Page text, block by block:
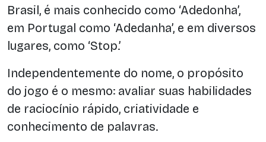
Brasil, é mais conhecido como ‘Adedonha’,
em Portugal como ‘Adedanha’, e em diversos
lugares, como ‘Stop.’
Independentemente do nome, o propósito
do jogo é o mesmo: avaliar suas habilidades
de raciocínio rápido, criatividade e
conhecimento de palavras.